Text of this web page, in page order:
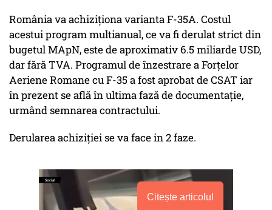
România va achiziționa varianta F-35A. Costul
acestui program multianual, ce va fi derulat strict din
bugetul MApN, este de aproximativ 6.5 miliarde USD,
dar fără TVA. Programul de înzestrare a Forțelor
Aeriene Romane cu F-35 a fost aprobat de CSAT iar
în prezent se află în ultima fază de documentație,
urmând semnarea contractului.
Derularea achiziției se va face in 2 faze.
Citește articolul